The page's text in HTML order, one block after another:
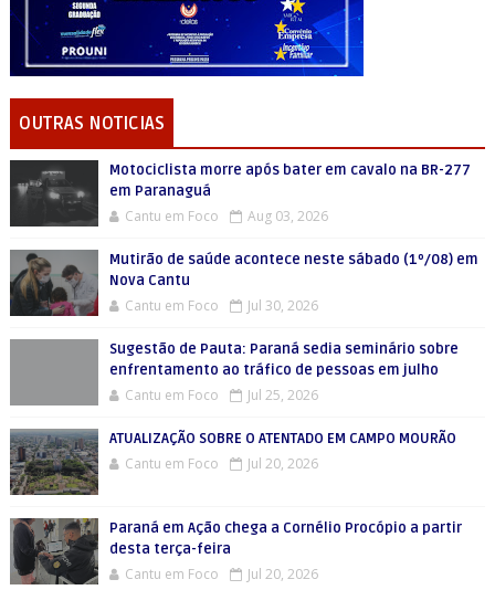
OUTRAS NOTICIAS
Motociclista morre após bater em cavalo na BR-277
em Paranaguá
Cantu em Foco Aug 03, 2026
Mutirão de saúde acontece neste sábado (1º/08) em
Nova Cantu
Cantu em Foco Jul 30, 2026
Sugestão de Pauta: Paraná sedia seminário sobre
enfrentamento ao tráfico de pessoas em julho
Cantu em Foco Jul 25, 2026
ATUALIZAÇÃO SOBRE O ATENTADO EM CAMPO MOURÃO
Cantu em Foco Jul 20, 2026
Paraná em Ação chega a Cornélio Procópio a partir
desta terça-feira
Cantu em Foco Jul 20, 2026